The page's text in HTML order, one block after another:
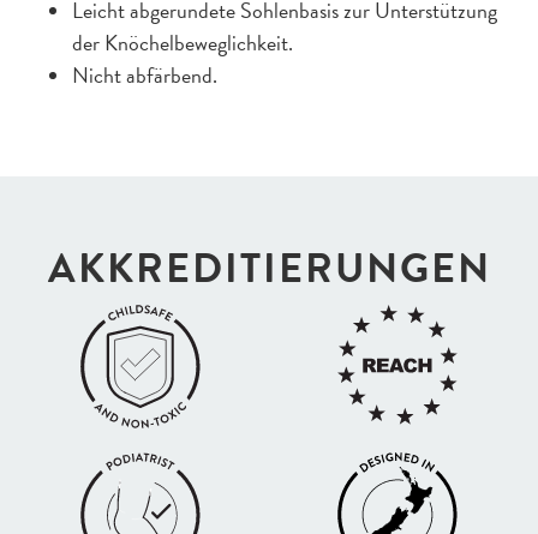
Leicht abgerundete Sohlenbasis zur Unterstützung
der Knöchelbeweglichkeit.
Nicht abfärbend.
AKKREDI­TIERUNGEN